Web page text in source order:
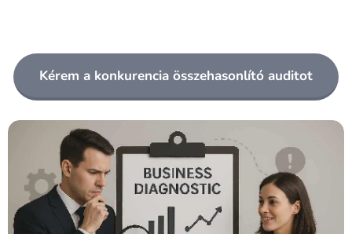
Kérem a konkurencia összehasonlító auditot